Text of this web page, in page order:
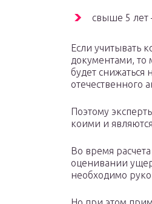
свыше 5 лет
Если учитывать
документами, то
будет снижаться
отечественного
Поэтому
коими и
Во время
оценивании
необходимо